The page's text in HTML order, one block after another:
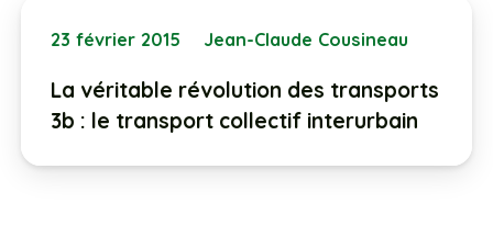
23 février 2015 Jean-Claude Cousineau
La véritable révolution des transports
3b : le transport collectif interurbain